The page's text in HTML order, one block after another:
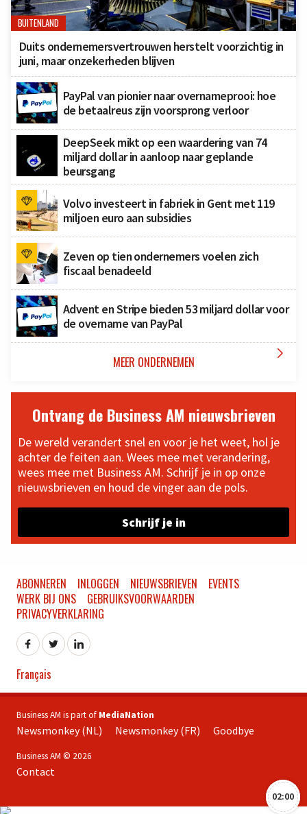
BUITENLAND
Duits ondernemersvertrouwen herstelt voorzichtig in
juni, maar onzekerheden blijven
PayPal van pionier naar overnameprooi: hoe
de betaalreus zijn voorsprong verloor
DeepSeek mikt op een waardering van 74
miljard dollar in aanloop naar geplande
beursgang
Volvo investeert in fabriek in Gent met 119
miljoen euro aan subsidies
Zeven op tien ondernemers voelen zich
fiscaal benadeeld
Advent en Stripe bieden 53 miljard dollar voor
de overname van PayPal
MEER ONDERNEMEN 
Ontvang de Business AM nieuwsbrieven
De wereld verandert snel en voor je het weet, hol je
achter de feiten aan. Wees mee met verandering,
wees mee met Business AM. Schrijf je in op onze
nieuwsbrieven en houd de vinger aan de pols.
Schrijf je in
02:00
ABONNEREN INLOGGEN NIEUWSBRIEVEN
EVENTS
WERK BIJ ONS
GEBRUIKSVOORWAARDEN
PRIVACYVERKLARING
Français
Business AM is part of MediaNation
Newsmonkey (NL) Newsmonkey (FR) Goodbye
Business AM © 2026
Contact